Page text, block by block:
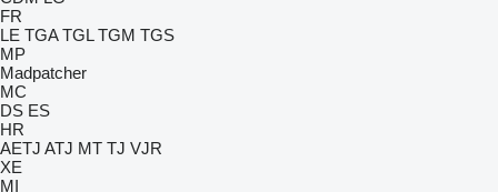
FR
LE TGA TGL TGM TGS
MP
Madpatcher
MC
DS ES
HR
AETJ ATJ MT TJ VJR
XE
MI